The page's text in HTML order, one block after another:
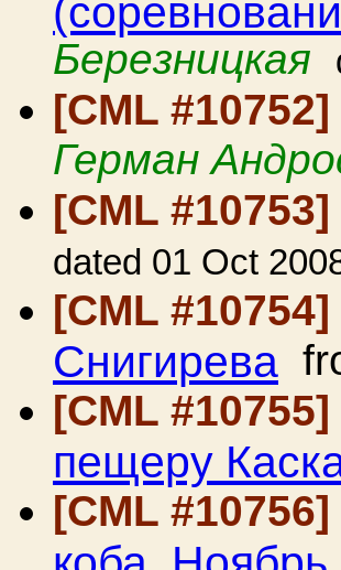
Березницкая
[CML #10752]
Герман
[CML #10753]
dated 01 Oct
[CML #10754]
Снигирева
[CML #10755]
пещеру
[CML #10756]